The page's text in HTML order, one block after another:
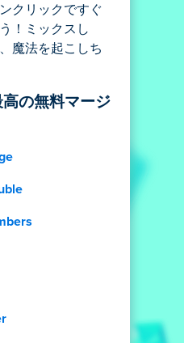
クリックですぐ
！ミックスし
魔法を起こしち
の無料マージ